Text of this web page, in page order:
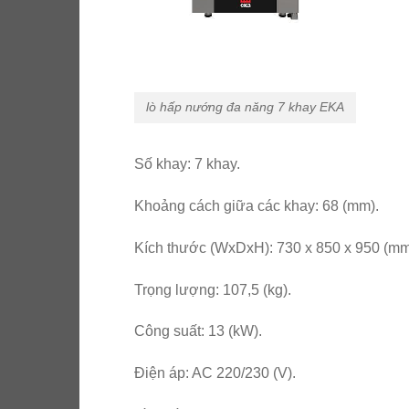
lò hấp nướng đa năng 7 khay EKA
Số khay: 7 khay.
Khoảng cách giữa các khay: 68 (mm).
Kích thước (WxDxH): 730 x 850 x 950
Trọng lượng: 107,5 (kg).
Công suất: 13 (kW).
Điện áp: AC 220/230 (V).